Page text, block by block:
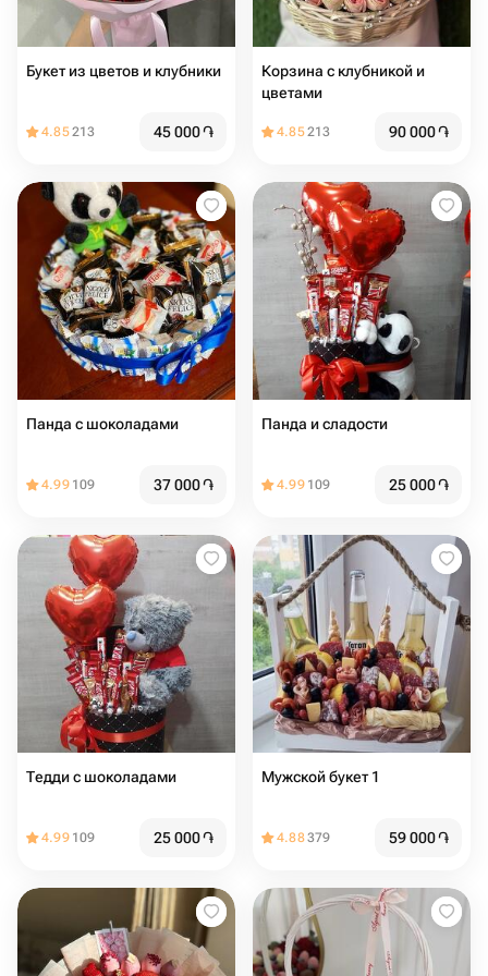
Букет из цветов и клубники
4.85213 45 000֏
Корзина с клубникой и
цветами
4.85213 90 000֏
Панда с шоколадами
4.99 109 37 000֏
Панда и сладости
4.99 109 25 000֏
Тедди с шоколадами
4.99 109 25 000֏
Мужской букет 1
4.88379 59 000֏